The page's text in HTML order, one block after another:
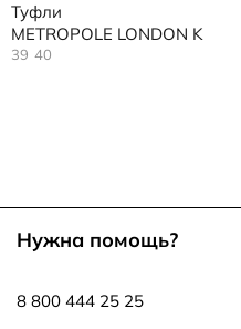
Туфли
METROPOLE LONDON K
39 40
Нужна помощь?
8 800 444 25 25